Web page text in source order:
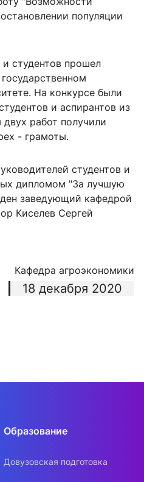
популяции
и студентов прошел
На конкурсе были
и аспирантов из
работ получили
- грамоты.
студентов и
дипломом "За лучшую
заведующий кафедрой
Киселев Сергей
Кафедра агроэкономики
18 декабря 2020
Образование
Довузовская подготовка